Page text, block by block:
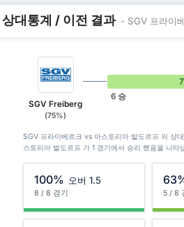
상대통계 / 이전 결과 - SGV 프라이
SGV Freiberg
(75%)
6 승
SGV 프라이베르크 vs 아스토리아 발도르프 의 상
스토리아 발도르프 가 1 경기에서 승리 했음을 나타
100% 오버 1.5
8 / 8 경기 5 / 8